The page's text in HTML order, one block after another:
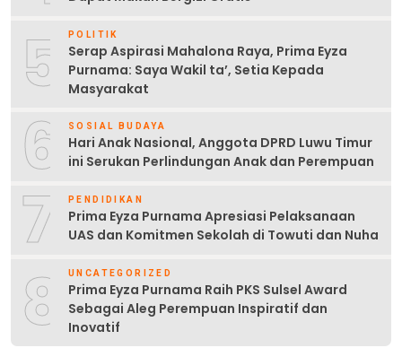
5 POLITIK
Serap Aspirasi Mahalona Raya, Prima Eyza
Purnama: Saya Wakil ta’, Setia Kepada
Masyarakat
6 SOSIAL BUDAYA
Hari Anak Nasional, Anggota DPRD Luwu Timur
ini Serukan Perlindungan Anak dan Perempuan
7 PENDIDIKAN
Prima Eyza Purnama Apresiasi Pelaksanaan
UAS dan Komitmen Sekolah di Towuti dan Nuha
8 UNCATEGORIZED
Prima Eyza Purnama Raih PKS Sulsel Award
Sebagai Aleg Perempuan Inspiratif dan
Inovatif